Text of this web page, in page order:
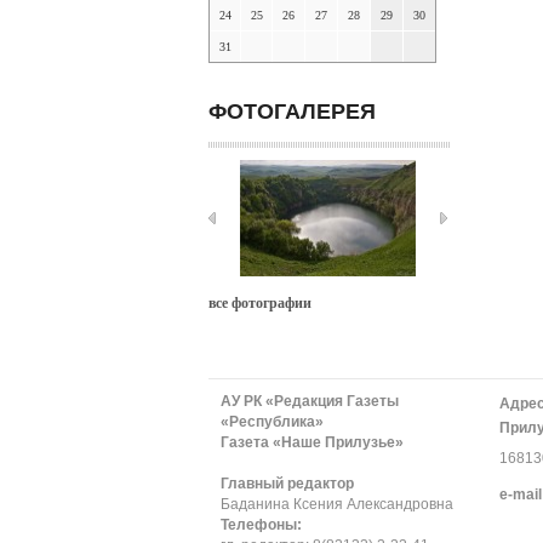
24 25 26 27 28 29 30
31
ФОТОГАЛЕРЕЯ
все фотографии
АУ РК «Редакция Газеты
«Республика»
Газета «Наше Прилузье»
Главный редактор
Баданина Ксения Александровна
Телефоны:
е-